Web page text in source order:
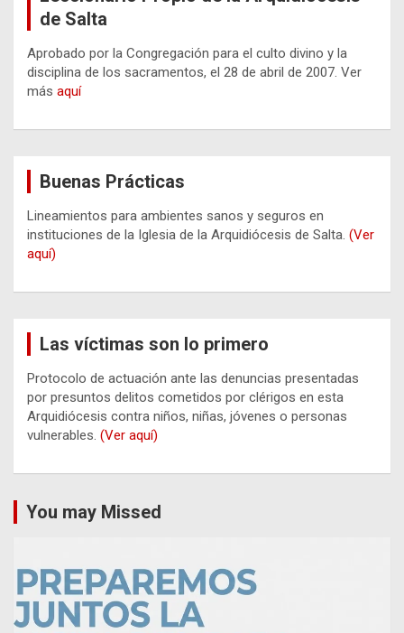
de Salta
Aprobado por la Congregación para el culto divino y la
disciplina de los sacramentos, el 28 de abril de 2007. Ver
más aquí
Buenas Prácticas
Lineamientos para ambientes sanos y seguros en
instituciones de la Iglesia de la Arquidiócesis de Salta. (Ver
aquí)
Las víctimas son lo primero
Protocolo de actuación ante las denuncias presentadas
por presuntos delitos cometidos por clérigos en esta
Arquidiócesis contra niños, niñas, jóvenes o personas
vulnerables. (Ver aquí)
You may Missed